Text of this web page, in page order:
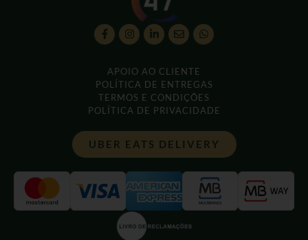
APOIO AO CLIENTE
POLÍTICA DE ENTREGAS
TERMOS E CONDIÇÕES
POLÍTICA DE PRIVACIDADE
UBER EATS DELIVERY